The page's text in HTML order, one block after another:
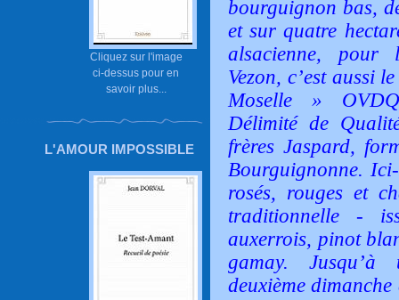
Cliquez sur l'image
ci-dessus pour en
savoir plus...
L'AMOUR IMPOSSIBLE
bourguignon bas,
et sur quatre
alsacienne, pour
Vezon, c’est aussi
Moselle »
Délimité de
frères Jaspard,
Bourguignonne.
rosés, rouges et
traditionnelle -
auxerrois, pinot
gamay. Jusqu’à
deuxième